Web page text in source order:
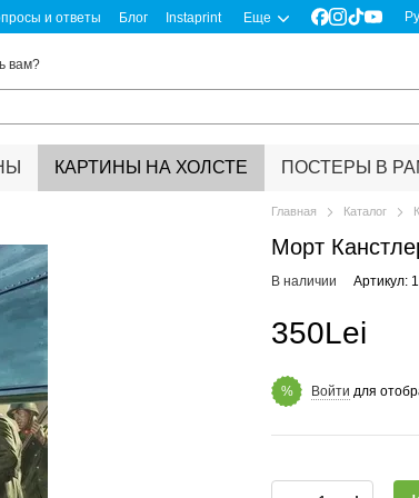
и ответы Блог Instaprint Еще
вам?
КАРТИНЫ НА ХОЛСТЕ ПОСТЕРЫ В
Главная Каталог
Морт
В наличии Артикул:
350Lei
% Войти для